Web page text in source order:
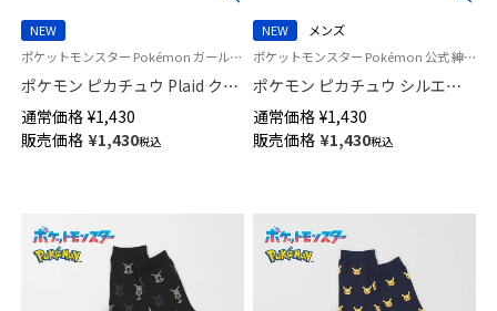
NEW
ポケットモンスター Pokémon ガールズ ボーイズ 靴下
ポケモン ピカチュウ Plaid クル
ー丈 ソックス キッズ 04147304
通常価格 ¥1,430
販売価格 ¥1,430税込
NEW
メンズ
ポケットモンスター Pokémon 公式 紳士 靴下 男性
ポケモン ピカチュウ シルエッ
ト プリント Plaid3 クルー丈 カ
ジュアル ソックス メンズ
02432105
通常価格 ¥1,430
販売価格 ¥1,430税込